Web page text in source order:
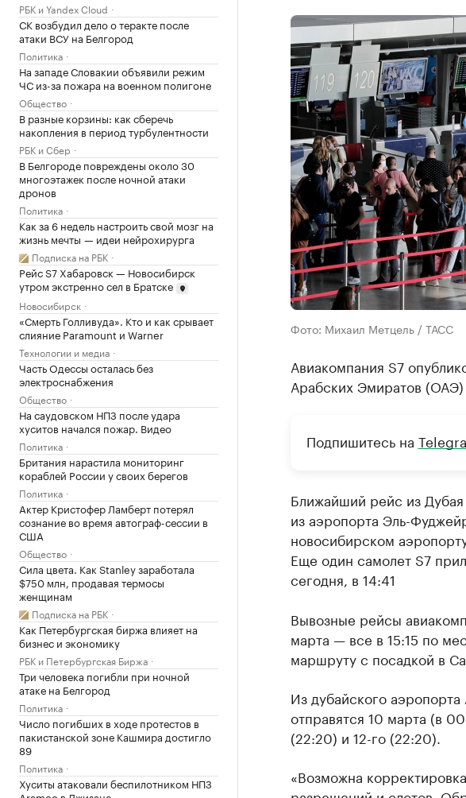
РБК и Yandex Cloud
СК возбудил дело о теракте после
атаки ВСУ на Белгород
Политика
На западе Словакии объявили режим
ЧС из-за пожара на военном полигоне
Общество
В разные корзины: как сберечь
накопления в период турбулентности
РБК и Сбер
В Белгороде повреждены около 30
многоэтажек после ночной атаки
дронов
Политика
Как за 6 недель настроить свой мозг на
жизнь мечты — идеи нейрохирурга
Подписка на РБК
Рейс S7 Хабаровск — Новосибирск
утром экстренно сел в Братске
Новосибирск
«Смерть Голливуда». Кто и как срывает
слияние Paramount и Warner
Технологии и медиа
Часть Одессы осталась без
электроснабжения
Общество
На саудовском НПЗ после удара
хуситов начался пожар. Видео
Политика
Британия нарастила мониторинг
кораблей России у своих берегов
Политика
Актер Кристофер Ламберт потерял
сознание во время автограф-сессии в
США
Общество
Сила цвета. Как Stanley заработала
$750 млн, продавая термосы
женщинам
Подписка на РБК
Как Петербургская биржа влияет на
бизнес и экономику
РБК и Петербургская Биржа
Три человека погибли при ночной
атаке на Белгород
Политика
Число погибших в ходе протестов в
пакистанской зоне Кашмира достигло
89
Политика
Хуситы атаковали беспилотником НПЗ
Фото: Михаил Метцель / ТАСС
Авиакомпания S7
Арабских Эмиратов
Подпишитесь на
Ближайший рейс из Дубая
из аэропорта Эль-
новосибирском
Еще один самолет S7
сегодня, в 14:41
Вывозные рейсы
марта — все в 15:15 по
маршруту с посадкой в
Из дубайского
отправятся 10 марта (в
(22:20) и 12-го (22:20).
«Возможна